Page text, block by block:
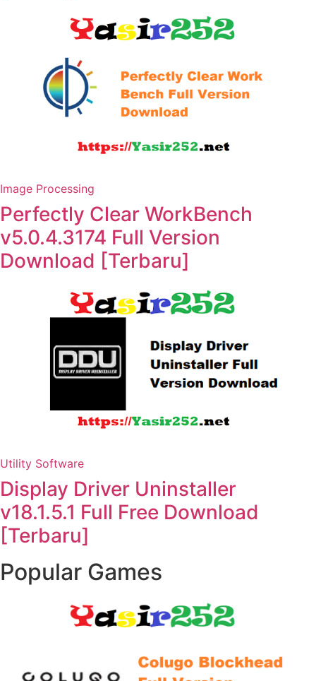
Image Processing
Perfectly Clear WorkBench
v5.0.4.3174 Full Version
Download [Terbaru]
Utility Software
Display Driver Uninstaller
v18.1.5.1 Full Free Download
[Terbaru]
Popular Games